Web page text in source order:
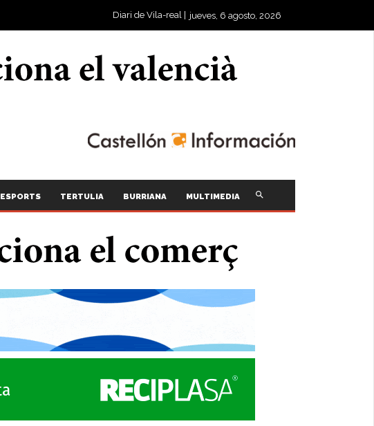
Diari de Vila-real | jueves, 6 agosto, 2026
ESPORTS TERTULIA BURRIANA MULTIMEDIA